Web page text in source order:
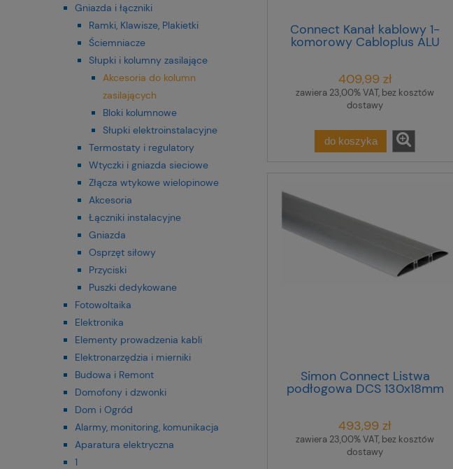
Gniazda i łączniki
Ramki, Klawisze, Plakietki
Ściemniacze
Słupki i kolumny zasilające
Akcesoria do kolumn
zasilających
Bloki kolumnowe
Słupki elektroinstalacyjne
Termostaty i regulatory
Wtyczki i gniazda sieciowe
Złącza wtykowe wielopinowe
Akcesoria
Łączniki instalacyjne
Gniazda
Osprzęt siłowy
Przyciski
Puszki dedykowane
Fotowoltaika
Elektronika
Elementy prowadzenia kabli
Elektronarzędzia i mierniki
Budowa i Remont
Domofony i dzwonki
Dom i Ogród
Alarmy, monitoring, komunikacja
Aparatura elektryczna
1
Connect Kanał kablowy 1-
komorowy Cabloplus ALU
90x55mm anodyzowane
409,99 zł
zawiera 23,00% VAT, bez kosztów
dostawy
do koszyka
Simon Connect Listwa
podłogowa DCS 130x18mm
anodyzowane aluminium
493,99 zł
zawiera 23,00% VAT, bez kosztów
dostawy